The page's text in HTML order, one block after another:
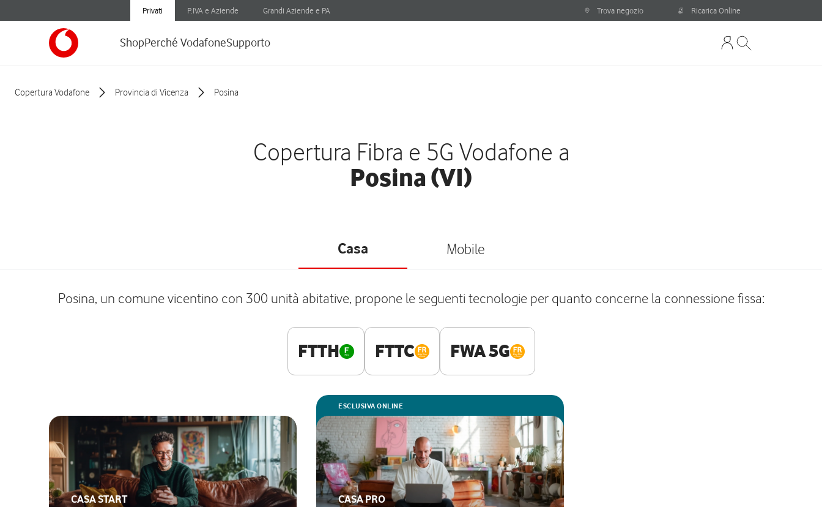
Privati P.IVA e Aziende Grandi Aziende e PA Trova negozio Ricarica Online
ShopPerché VodafoneSupporto
Copertura Vodafone Provincia di Vicenza Posina
Copertura Fibra e 5G Vodafone a
Posina (VI)
Casa Mobile
Posina, un comune vicentino con 300 unità abitative, propone le seguenti tecnologie per quanto concerne la connessione fissa:
FTTH FTTC FWA 5G
CASA START
ESCLUSIVA ONLINE
CASA PRO